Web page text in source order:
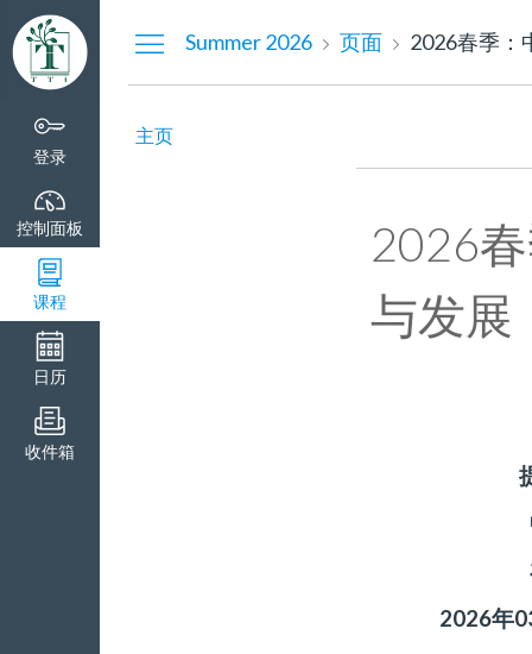
制
面
登录
控制面板
课程
日历
收件箱
Summer 2026 页面 2026春季：
主页
2026
与发展
2026年